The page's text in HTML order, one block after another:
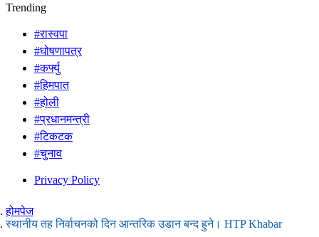
Trending
#रास्वपा
#घोषणापत्र
#कर्फ्यु
#हिमपात
#होली
#प्रधानमन्त्री
#टिकटक
#चुनाव
Privacy Policy
होमपेज
स्थानीय तह निर्वाचनको दिन आन्तरिक उडान बन्द हुने। HTP Khabar